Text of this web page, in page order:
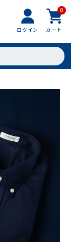
ログイン
0
カート